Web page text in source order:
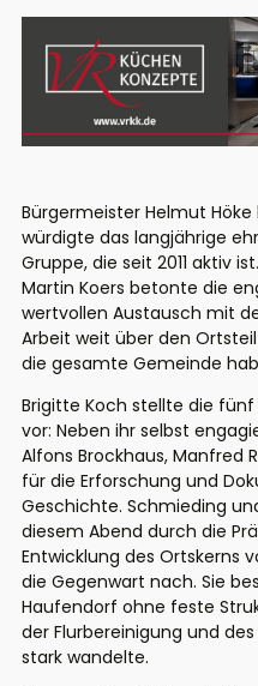
Bürgermeister Helmut
würdigte das langjährige
Gruppe, die seit 2011 aktiv
Martin Koers betonte die
wertvollen Austausch mit
Arbeit weit über den Ortsteil
die gesamte Gemeinde
Brigitte Koch stellte die fünf
vor: Neben ihr selbst
Alfons Brockhaus, Manfred
für die Erforschung und
Geschichte. Schmieding
diesem Abend durch die
Entwicklung des Ortskerns
die Gegenwart nach. Sie
Haufendorf ohne feste
der Flurbereinigung und
stark wandelte.